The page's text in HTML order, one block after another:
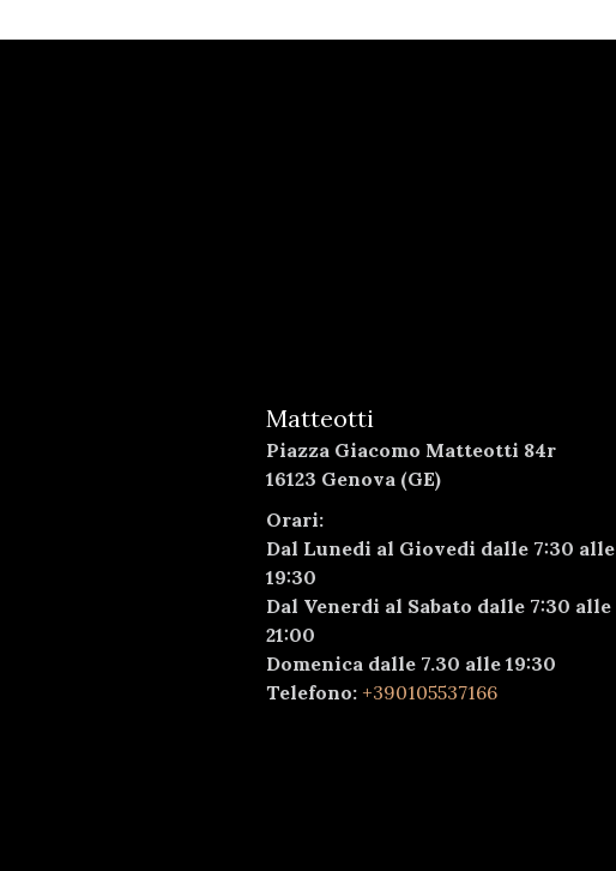
Matteotti
Piazza Giacomo Matteotti 84r
16123 Genova (GE)
Orari:
Dal Lunedi al Giovedi dalle 7:30 alle
19:30
Dal Venerdi al Sabato dalle 7:30 alle
21:00
Domenica dalle 7.30 alle 19:30
Telefono: +390105537166